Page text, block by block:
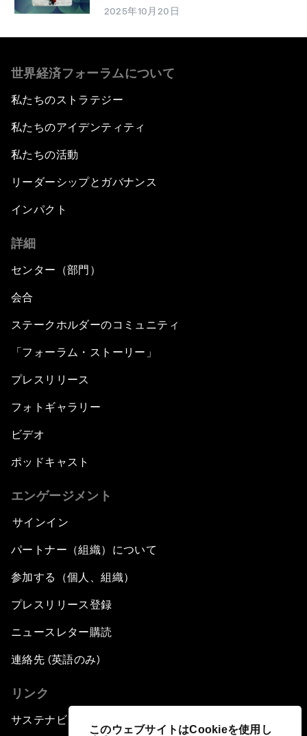
このウェブサイトはCookieを使用し
2025年10月20日
世界経済フォーラムについて
私たちのストラテジー
私たちのアイデンティティ
私たちの活動
リーダーシップとガバナンス
インパクト
詳細
センター（部門）
会合
ステークホルダーのコミュニティ
「フォーラム・ストーリー」
プレスリリース
フォトギャラリー
ビデオ
ポッドキャスト
エンゲージメント
サインイン
パートナー（組織）について
参加する（個人、組織）
プレスリリース登録
ニュースレター購読
連絡先 (英語のみ)
リンク
サステナビリティへの取り組み